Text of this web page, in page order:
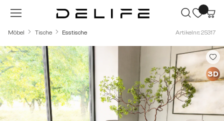
Zum Hauptinhalt springen
Möbel Tische Esstische Artikelnr.: 25317
Bildergalerie überspringen
3D